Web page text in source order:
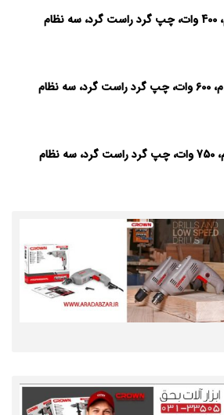
دریل 10 م.م، 400 وات، چپ گرد راست گرد، سه نظام
دریل 13 م.م، 600 وات، چپ گرد راست گرد، سه نظام
دریل 13 م.م، 750 وات، چپ گرد راست گرد، سه نظام